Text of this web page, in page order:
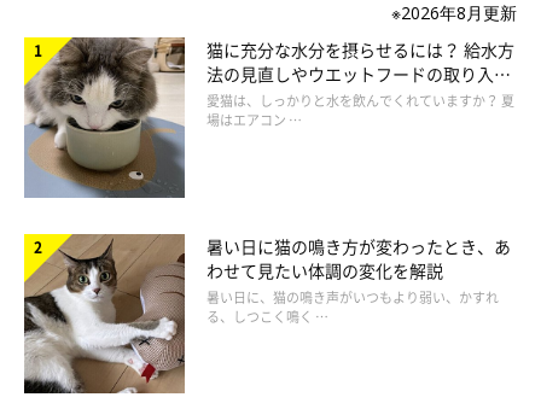
@taruchoro
こちらは、ソファでくつろいでいる瞬間を捉えた1枚。おしりだ
けクッションに乗せる、ちょっと難易度が高めに感じるバンザイ
※2026年8月更新
猫に充分な水分を摂らせるには？ 給水方
法の見直しやウエットフードの取り入れ
方を解説
愛猫は、しっかりと水を飲んでくれていますか？ 夏
場はエアコン …
暑い日に猫の鳴き方が変わったとき、あ
わせて見たい体調の変化を解説
暑い日に、猫の鳴き声がいつもより弱い、かすれ
る、しつこく鳴く …